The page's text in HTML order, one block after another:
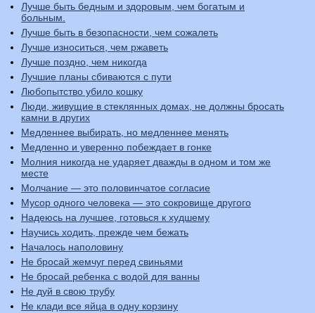
Лучше быть бедным и здоровым, чем богатым и
больным.
Лучше быть в безопасности, чем сожалеть
Лучше износиться, чем ржаветь
Лучше поздно, чем никогда
Лучшие планы сбиваются с пути
Любопытство убило кошку
Люди, живущие в стеклянных домах, не должны бросать
камни в других
Медленнее выбирать, но медленнее менять
Медленно и уверенно побеждает в гонке
Молния никогда не ударяет дважды в одном и том же
месте
Молчание — это половинчатое согласие
Мусор одного человека — это сокровище другого
Надеюсь на лучшее, готовься к худшему
Научись ходить, прежде чем бежать
Началось наполовину
Не бросай жемчуг перед свиньями
Не бросай ребенка с водой для ванны
Не дуй в свою трубу
Не клади все яйца в одну корзину